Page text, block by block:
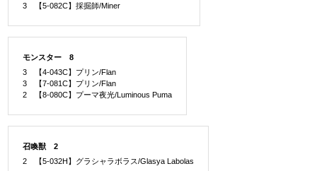
3 【5-082C】採掘師/Miner
モンスター 8
3 【4-043C】プリン/Flan
3 【7-081C】プリン/Flan
2 【8-080C】プーマ夜光/Luminous Puma
召喚獣 2
2 【5-032H】グラシャラボラス/Glasya Labolas